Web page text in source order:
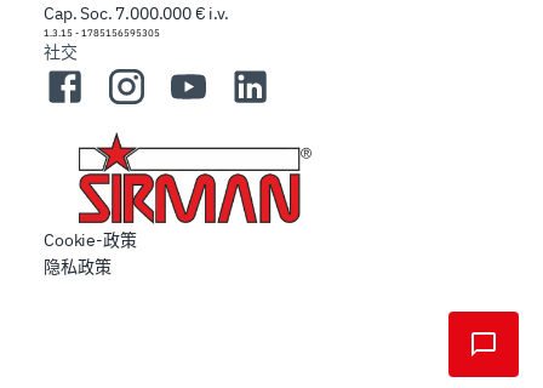
Cap. Soc. 7.000.000 € i.v.
1.3.15 - 1785156595305
社交
FacebookInstagramYouTubeLinkedIn
Cookie-政策
隐私政策